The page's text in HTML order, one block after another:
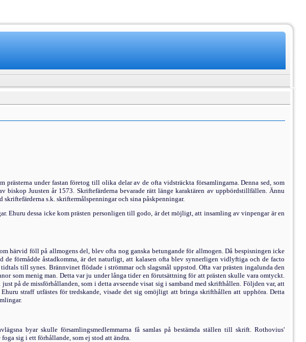
prästerna under fastan företog till olika delar av de ofta vidsträckta församlingarna. Denna sed, som
biskop Juusten år 1573. Skriftefärderna bevarade rätt länge karaktären av uppbördstillfällen. Ännu
s.k. skriftermålspenningar och sina påskpenningar.
Ehuru dessa icke kom prästen person­ligen till godo, är det möjligt, att insamling av vinpengar är en
härvid föll på allmogens del, blev ofta nog ganska betungande för allmogen. Då bespisningen icke
förmådde åstadkomma, är det naturligt, att kalasen ofta blev synnerligen vidlyftiga och de facto
till synes. Brännvinet flödade i strömmar och slagsmål uppstod. Ofta var prästen ingalunda den
som menig man. Detta var ju under långa tider en förutsättning för att prästen skulle vara omtyckt.
på de missförhållanden, som i detta avseende visat sig i samband med skrifthållen. Följden var, att
straff utfästes för tredskande, visade det sig omöjligt att bringa skrifthållen att upphöra. Detta
byar skulle församlingsmedlemmar­na få samlas på bestämda ställen till skrift. Rothovius'
sig i ett förhållande, som ej stod att ändra.